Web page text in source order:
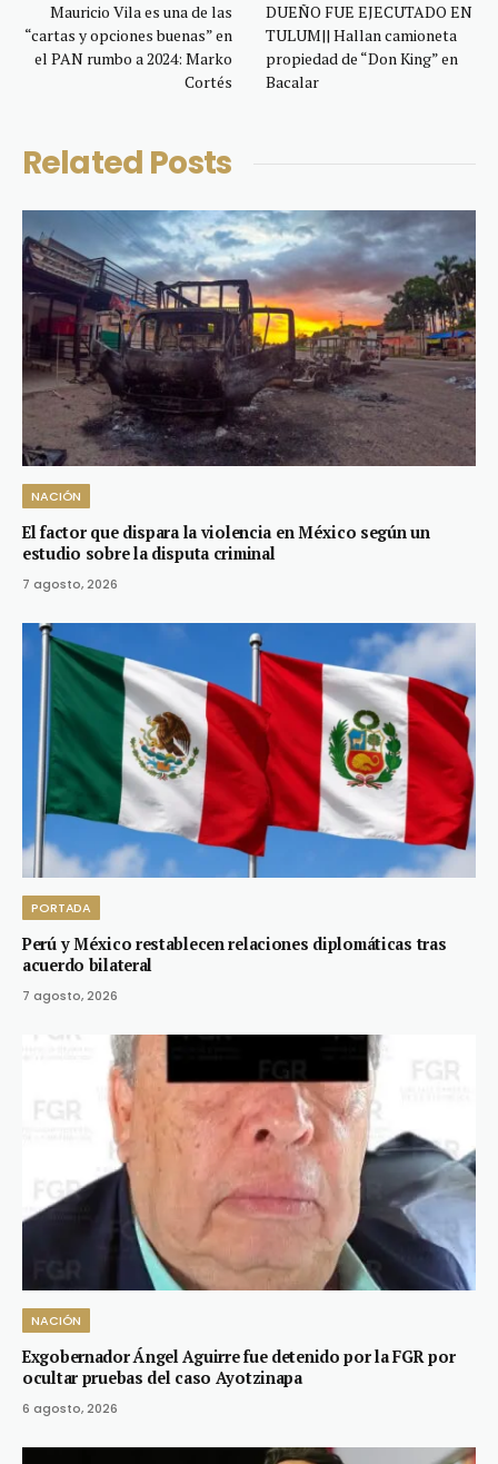
Mauricio Vila es una de las
“cartas y opciones buenas” en
el PAN rumbo a 2024: Marko
Cortés
DUEÑO FUE EJECUTADO EN
TULUM|| Hallan camioneta
propiedad de “Don King” en
Bacalar
Related Posts
NACIÓN
El factor que dispara la violencia en México según un
estudio sobre la disputa criminal
7 agosto, 2026
PORTADA
Perú y México restablecen relaciones diplomáticas tras
acuerdo bilateral
7 agosto, 2026
NACIÓN
Exgobernador Ángel Aguirre fue detenido por la FGR por
ocultar pruebas del caso Ayotzinapa
6 agosto, 2026